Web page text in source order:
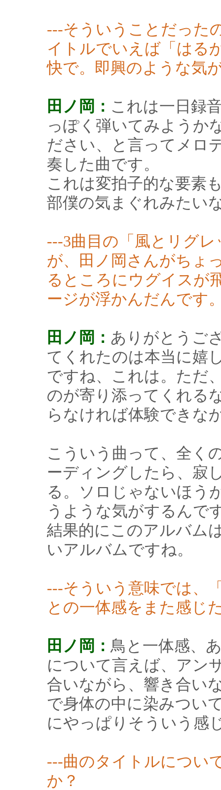
---そういうことだった
イトルでいえば「はる
快で。即興のような気
田ノ岡： これは一日録
っぽく弾いてみようか
ださい、と言ってメロ
奏した曲です。
これは変拍子的な要素
部僕の気まぐれみたい
---3曲目の「風とリグ
が、田ノ岡さんがちょ
るところにウグイスが
ージが浮かんだんです
田ノ岡： ありがとうご
てくれたのは本当に嬉
ですね、これは。ただ
のが寄り添ってくれる
らなければ体験できな
こういう曲って、全く
ーディングしたら、寂
る。ソロじゃないほう
うような気がするんで
結果的にこのアルバム
いアルバムですね。
---そういう意味では、
との一体感をまた感じ
田ノ岡： 鳥と一体感、
について言えば、アン
合いながら、響き合い
で身体の中に染みつい
にやっぱりそういう感
---曲のタイトルについ
か？